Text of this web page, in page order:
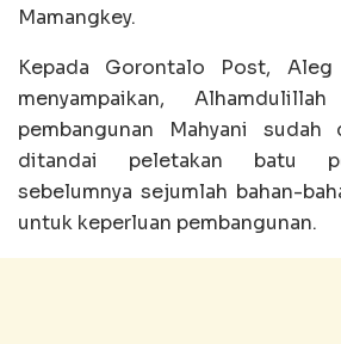
Mamangkey.
Kepada Gorontalo Post,
menyampaikan,
pembangunan Mahyani sudah
ditandai peletakan batu
sebelumnya sejumlah bahan-
untuk keperluan pembangunan.